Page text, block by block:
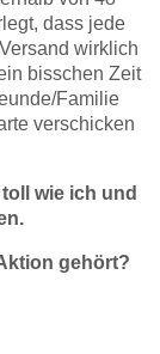
dass jede
wirklich
bisschen Zeit
Familie
verschicken
wie ich und
gehört?